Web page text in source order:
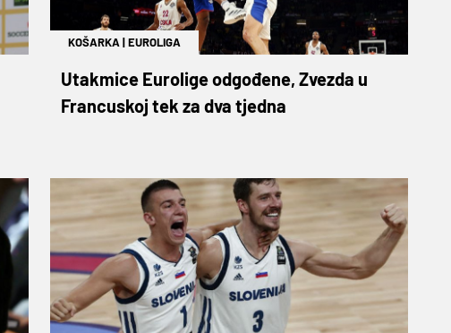
KOŠARKA |EUROLIGA
Utakmice Eurolige odgođene, Zvezda u
Francuskoj tek za dva tjedna